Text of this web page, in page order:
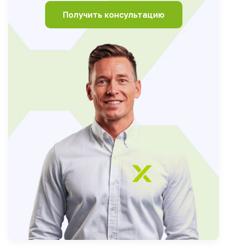
Получить консультацию